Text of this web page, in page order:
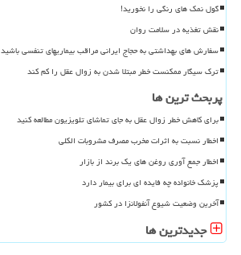
گول نمک های رنگی را نخورید!
نقش تغذیه در سلامت روان
سفارش های بهداشتی به حجاج ایرانی مراقب بیماریهای تنفسی باشید
ترک سیگار ممکنست خطر مبتلا شدن به زوال عقل را کم کند
پربحث ترین ها
برای کاهش خطر زوال عقل به جای تماشای تلویزیون مطالعه کنید
اخطار نسبت به اثرات مخرب مصرف مشروبات الکلی
اخطار جمع آوری روغن های یک برند از بازار
پزشک خانواده چه فایده ای برای بیمار دارد
آخرین وضعیت شیوع آنفولانزا در کشور
جدیدترین ها